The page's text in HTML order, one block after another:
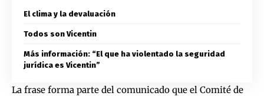
El clima y la devaluación
Todos son Vicentin
Más información: “El que ha violentado la seguridad
jurídica es Vicentin”
La frase forma parte del comunicado que el Comité de